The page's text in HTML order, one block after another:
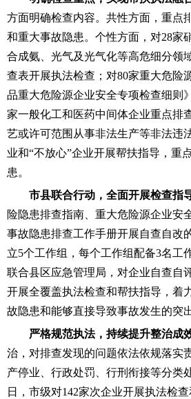
方面明确检查内容。共性方面，重点
和重大事故隐患。个性方面，对28家
合成氨、光气及光气化等高危细分领
查表开展执法检查；对80家重大危险
品重大危险源企业安全专项检查细则
家一般化工和医药中间体企业重点排
艺或许可范围从事非法生产等非法违
业和“不放心”企业开展帮扶指导，重
患。
市县联合行动，全面开展检查指导
险隐患排查指南、重大危险源企业安
事故隐患排查工作手册开展自查自改
立5个工作组，每个工作组配备3名工
联合县区应急管理局，对企业自查自
开展全覆盖执法检查和帮扶指导，着
故隐患和能够直接导致事故发生的突
严格规范执法，持续提升整治成效
治，对排查发现的问题依法依规落实
产停业、行政处罚、行刑衔接等分类
日，市级对142家次企业开展执法检